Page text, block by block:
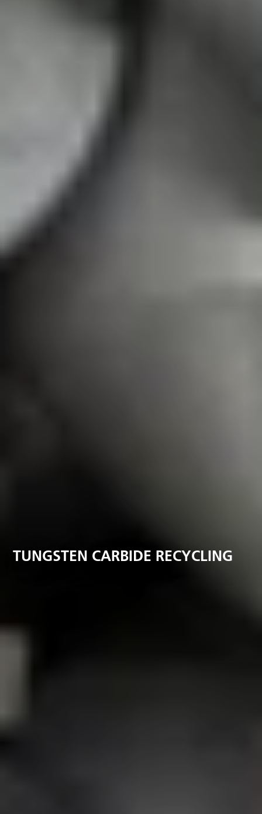
TUNGSTEN CARBIDE RECYCLING